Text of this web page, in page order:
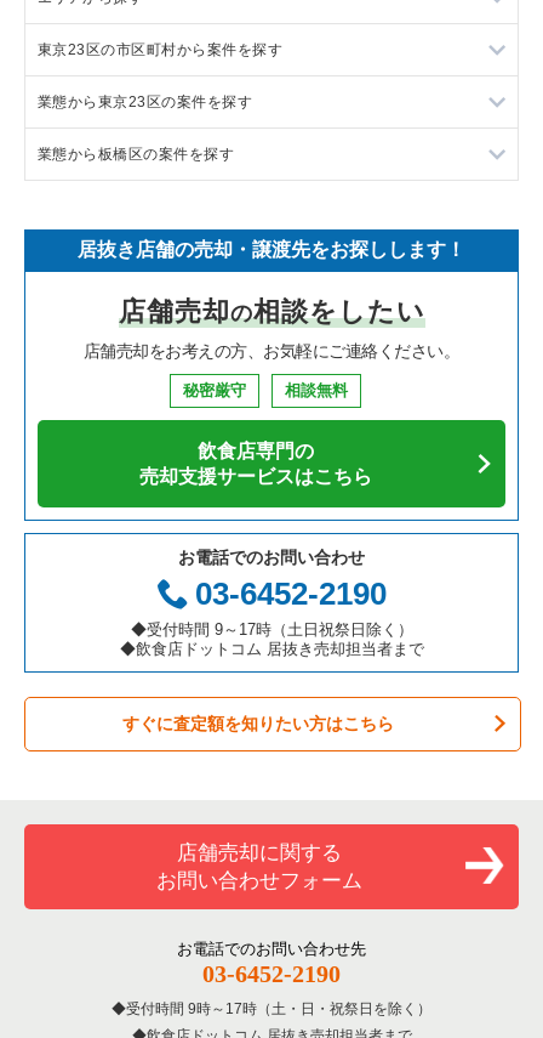
フランス料理の居抜き売却物件の案件一覧
イタリア料理の居抜き売却物件の案件一覧
中華の居抜き売却物件の案件一覧
寿司の居抜き売却物件の案件一覧
焼肉の居抜き売却物件の案件一覧
鉄板焼き・お好み焼の居抜き売却物件の案件一覧
カフェの居抜き売却物件の案件一覧
テイクアウトの居抜き売却物件の案件一覧
お弁当・惣菜・デリの居抜き売却物件の案件一覧
カラオケ・パブ・スナックの居抜き売却物件の案件一覧
バーの居抜き売却物件の案件一覧
居酒屋・ダイニングバーの居抜き売却物件の案件一覧
洋食の居抜き売却物件の案件一覧
その他の居抜き売却物件の案件一覧
東京23区の飲食店の居抜き売却物件の案件一覧
東京都下の飲食店の居抜き売却物件の案件一覧
千葉県の飲食店の居抜き売却物件の案件一覧
神奈川県の飲食店の居抜き売却物件の案件一覧
大阪府の飲食店の居抜き売却物件の案件一覧
兵庫県の飲食店の居抜き売却物件の案件一覧
愛知県の飲食店の居抜き売却物件の案件一覧
岐阜県の飲食店の居抜き売却物件の案件一覧
三重県の飲食店の居抜き売却物件の案件一覧
東京23区の市区町村から案件を探す
目黒区の飲食店の居抜き売却物件の案件一覧
渋谷区の飲食店の居抜き売却物件の案件一覧
新宿区の飲食店の居抜き売却物件の案件一覧
葛飾区の飲食店の居抜き売却物件の案件一覧
中央区の飲食店の居抜き売却物件の案件一覧
千代田区の飲食店の居抜き売却物件の案件一覧
港区の飲食店の居抜き売却物件の案件一覧
足立区の飲食店の居抜き売却物件の案件一覧
板橋区の飲食店の居抜き売却物件の案件一覧
台東区の飲食店の居抜き売却物件の案件一覧
練馬区の飲食店の居抜き売却物件の案件一覧
北区の飲食店の居抜き売却物件の案件一覧
江戸川区の飲食店の居抜き売却物件の案件一覧
業態から東京23区の案件を探す
東京23区のラーメンの居抜き売却物件の案件一覧
東京23区のイタリア料理の居抜き売却物件の案件一覧
東京23区の中華の居抜き売却物件の案件一覧
東京23区のそば・うどんの居抜き売却物件の案件一覧
東京23区の焼肉の居抜き売却物件の案件一覧
東京23区の鉄板焼き・お好み焼の居抜き売却物件の案件一覧
東京23区のアジア料理の居抜き売却物件の案件一覧
東京23区のカフェの居抜き売却物件の案件一覧
東京23区のテイクアウトの居抜き売却物件の案件一覧
東京23区のお弁当・惣菜・デリの居抜き売却物件の案件一覧
東京23区のバーの居抜き売却物件の案件一覧
東京23区の居酒屋・ダイニングバーの居抜き売却物件の案件一
東京23区の専門料理の居抜き売却物件の案件一覧
東京23区の和食の居抜き売却物件の案件一覧
業態から板橋区の案件を探す
板橋区のフランス料理の居抜き売却物件の案件一覧
板橋区のイタリア料理の居抜き売却物件の案件一覧
板橋区の中華の居抜き売却物件の案件一覧
板橋区の焼肉の居抜き売却物件の案件一覧
板橋区のアジア料理の居抜き売却物件の案件一覧
板橋区のカフェの居抜き売却物件の案件一覧
板橋区のカラオケ・パブ・スナックの居抜き売却物件の案件一
板橋区のバーの居抜き売却物件の案件一覧
板橋区の居酒屋・ダイニングバーの居抜き売却物件の案件一覧
板橋区の洋食の居抜き売却物件の案件一覧
板橋区のその他の居抜き売却物件の案件一覧
居抜き店舗の売却・譲渡先をお探しします！
店舗売却の相談をしたい
店舗売却をお考えの方、お気軽にご連絡ください。
秘密厳守 相談無料
飲食店専門の
売却支援サービスはこちら
お電話でのお問い合わせ
03-6452-2190
◆受付時間 9～17時（土日祝祭日除く）
◆飲食店ドットコム 居抜き売却担当者まで
すぐに査定額を知りたい方はこちら
店舗売却に関する
お問い合わせフォーム
お電話でのお問い合わせ先
03-6452-2190
受付時間 9時～17時（土・日・祝祭日を除く）